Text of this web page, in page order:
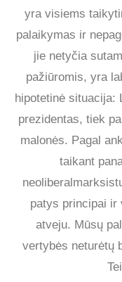
yra visiems
palaikymas ir
jie netyčia
pažiūromis, yra
hipotetinė situacija:
prezidentas, tiek
malonės. Pagal
taikant
patys principai ir
atveju. Mūsų
vertybės neturėtų